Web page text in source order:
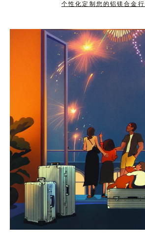
下
击
按
钮
取
消
静
个性化定制您的铝镁合金